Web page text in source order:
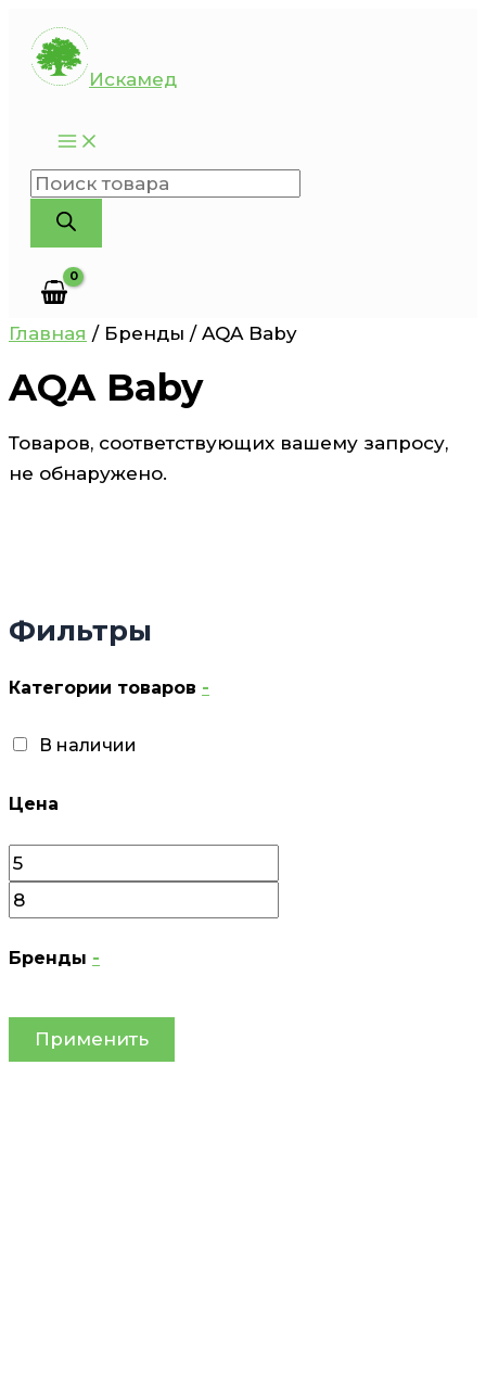
Перейти
содержимому
Искамед
Поиск
товаров
Фильтры
Категории товаров -
В наличии
Цена
Бренды -
Применить
Главная / Бренды / AQA Baby
AQA Baby
Товаров, соответствующих вашему запросу,
не обнаружено.